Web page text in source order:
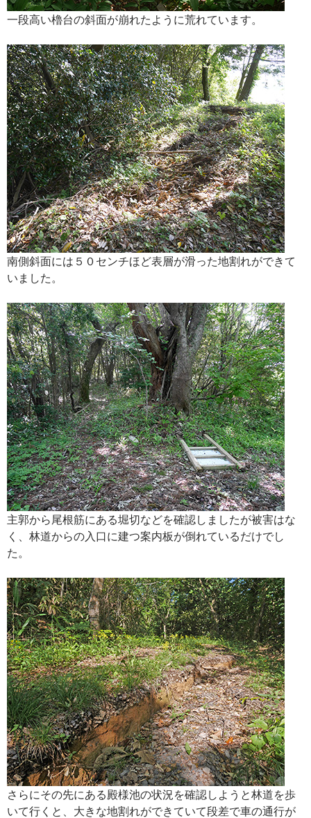
一段高い櫓台の斜面が崩れたように荒れています。
南側斜面には５０センチほど表層が滑った地割れができて
いました。
主郭から尾根筋にある堀切などを確認しましたが被害はな
く、林道からの入口に建つ案内板が倒れているだけでし
た。
さらにその先にある殿様池の状況を確認しようと林道を歩
いて行くと、大きな地割れができていて段差で車の通行が